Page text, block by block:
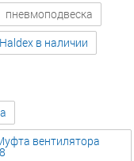
пневмоподвеска
в наличии
вентилятора